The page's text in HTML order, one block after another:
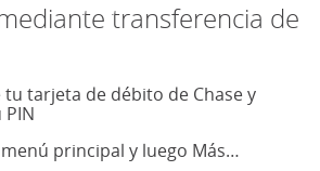
transferencia de
tarjeta de débito de Chase y
menú principal y luego Más…